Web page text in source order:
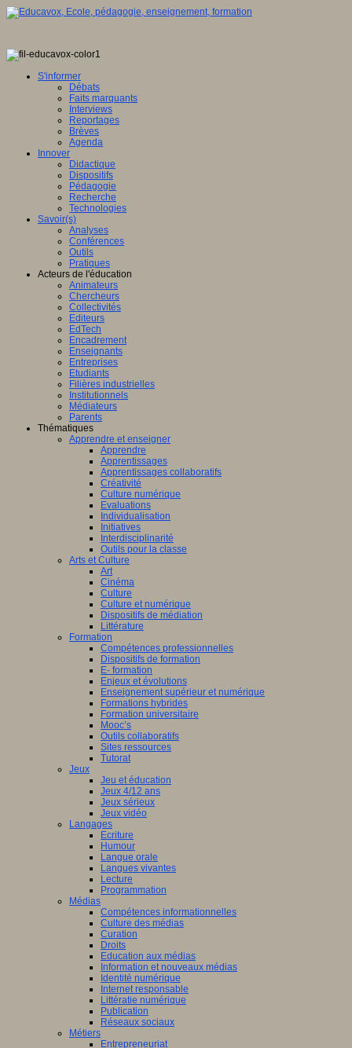
S'informer
Débats
Faits marquants
Interviews
Reportages
Brèves
Agenda
Innover
Didactique
Dispositifs
Pédagogie
Recherche
Technologies
Savoir(s)
Analyses
Conférences
Outils
Pratiques
Acteurs de l'éducation
Animateurs
Chercheurs
Collectivités
Editeurs
EdTech
Encadrement
Enseignants
Entreprises
Etudiants
Filières industrielles
Institutionnels
Médiateurs
Parents
Thématiques
Apprendre et enseigner
Apprendre
Apprentissages
Apprentissages collaboratifs
Créativité
Culture numérique
Evaluations
Individualisation
Initiatives
Interdisciplinarité
Outils pour la classe
Arts et Culture
Art
Cinéma
Culture
Culture et numérique
Dispositifs de médiation
Littérature
Formation
Compétences professionnelles
Dispositifs de formation
E- formation
Enjeux et évolutions
Enseignement supérieur et numérique
Formations hybrides
Formation universitaire
Mooc’s
Outils collaboratifs
Sites ressources
Tutorat
Jeux
Jeu et éducation
Jeux 4/12 ans
Jeux sérieux
Jeux vidéo
Langages
Ecriture
Humour
Langue orale
Langues vivantes
Lecture
Programmation
Médias
Compétences informationnelles
Culture des médias
Curation
Droits
Education aux médias
Information et nouveaux médias
Identité numérique
Internet responsable
Littératie numérique
Publication
Réseaux sociaux
Métiers
Entrepreneuriat